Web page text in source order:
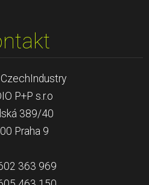
P+P s.r.o
389/40
Praha 9
363 969